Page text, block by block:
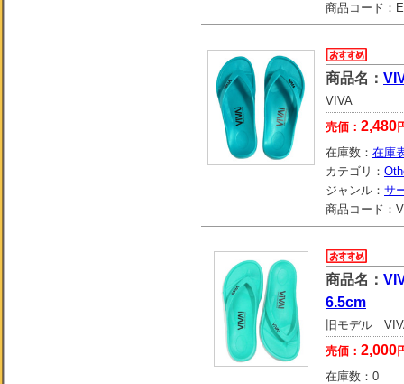
商品コード：
商品名：
VIVA
売価： 2,480
在庫数： 在庫
カテゴリ：
ジャンル： サ
商品コード：
商品名：
6.5cm
旧モデル
売価： 2,000
在庫数： 0